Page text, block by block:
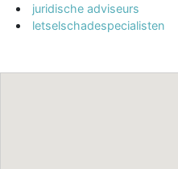
juridische adviseurs
letselschadespecialisten